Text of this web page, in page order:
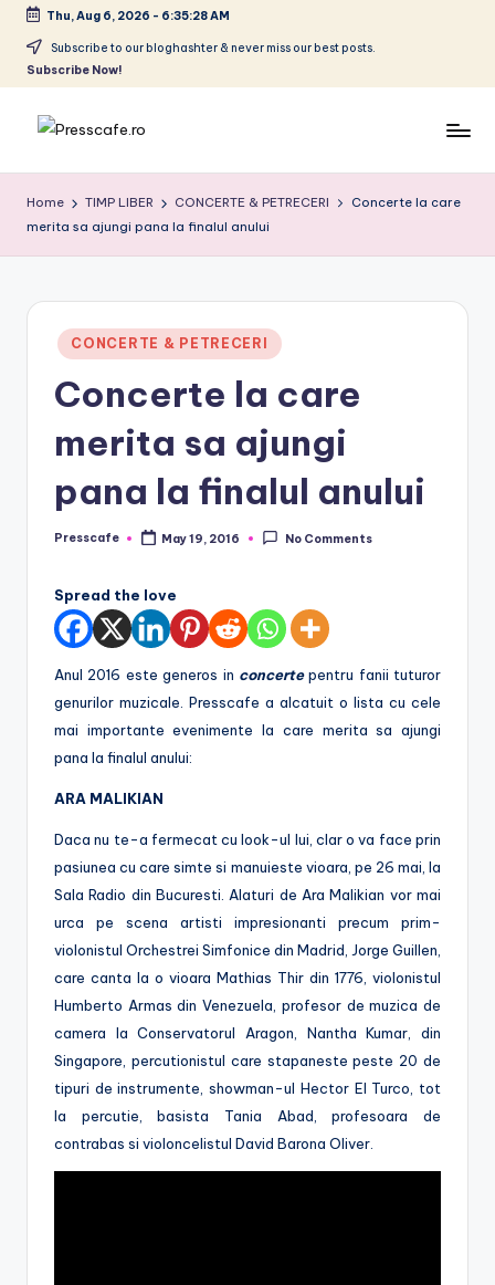
Skip
Thu, Aug 6, 2026 - 6:35:29 AM
Subscribe to our bloghashter & never miss our best posts.
Subscribe Now!
r
e
s
urbane
Home TIMP LIBER CONCERTE & PETRECERI
Concerte la care
merita sa ajungi pana la finalul anului
Posted
CONCERTE & PETRECERI
Concerte la care
merita sa ajungi
pana la finalul anului
Posted
Presscafe May 19, 2016 No Comments
Spread the love
Anul 2016 este generos in concertepentru fanii tuturor
genurilor muzicale. Presscafe a alcatuit o lista cu cele
mai importante evenimente la care merita sa ajungi
pana la finalul anului:
ARA MALIKIAN
Daca nu te-a fermecat cu look-ul lui, clar o va face prin
pasiunea cu care simte si manuieste vioara, pe 26 mai, la
Sala Radio din Bucuresti. Alaturi de Ara Malikian vor mai
urca pe scena artisti impresionanti precum prim-
violonistul Orchestrei Simfonice din Madrid, Jorge Guillen,
care canta la o vioara Mathias Thir din 1776, violonistul
Humberto Armas din Venezuela, profesor de muzica de
camera la Conservatorul Aragon, Nantha Kumar, din
Singapore, percutionistul care stapaneste peste 20 de
tipuri de instrumente, showman-ul Hector El Turco, tot
la percutie, basista Tania Abad, profesoara de
contrabas si violoncelistul David Barona Oliver.